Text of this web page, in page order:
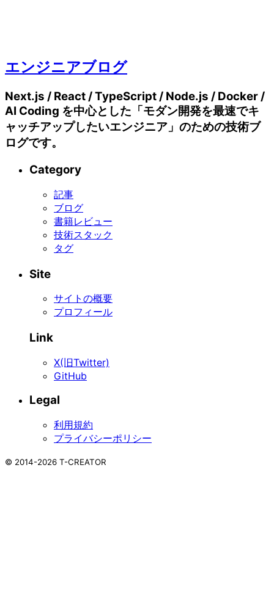
エンジニアブログ
Next.js / React / TypeScript / Node.js / Docker /
AI Coding を中心とした「モダン開発を最速でキ
ャッチアップしたいエンジニア」のための技術ブ
ログです。
Category
記事
ブログ
書籍レビュー
技術スタック
タグ
Site
サイトの概要
プロフィール
Link
X(旧Twitter)
GitHub
Legal
利用規約
プライバシーポリシー
© 2014-2026 T-CREATOR